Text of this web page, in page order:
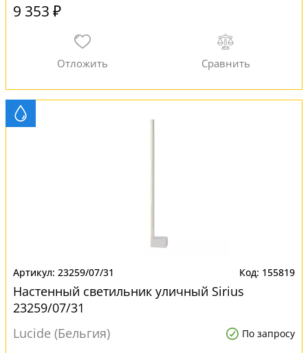
9 353 ₽
23259/07/31 155819
Настенный светильник уличный Sirius
23259/07/31
Lucide (Бельгия)
По запросу